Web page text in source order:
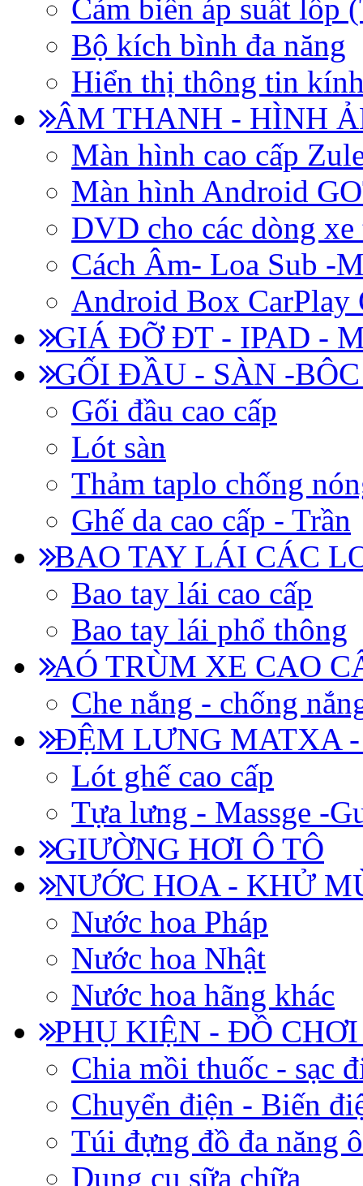
Cảm biến áp suất lốp
Bộ kích bình đa năng
Hiển thị thông tin
ÂM THANH - HÌNH
Màn hình cao cấp
Màn hình Android
DVD cho các dòng
Cách Âm- Loa Sub -
Android Box CarPlay
GIÁ ĐỠ ĐT - IPAD -
GỐI ĐẦU - SÀN -
Gối đầu cao cấp
Lót sàn
Thảm taplo chống
Ghế da cao cấp - Trần
BAO TAY LÁI CÁC
Bao tay lái cao cấp
Bao tay lái phổ thông
AÓ TRÙM XE CAO
Che nắng - chống
ĐỆM LƯNG MATXA -
Lót ghế cao cấp
Tựa lưng - Massge -
GIƯỜNG HƠI Ô TÔ
NƯỚC HOA - KHỬ
Nước hoa Pháp
Nước hoa Nhật
Nước hoa hãng khác
PHỤ KIỆN - ĐỒ
Chia mồi thuốc - sạc
Chuyển điện - Biến
Túi đựng đồ đa năng
Dụng cụ sữa chữa